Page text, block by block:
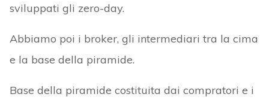
sviluppati gli zero-day.
Abbiamo poi i broker, gli intermediari tra la cima
e la base della piramide.
Base della piramide costituita dai compratori e i